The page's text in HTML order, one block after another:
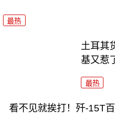
最热
土耳其
基又惹
最热
看不见就挨打！歼-15T